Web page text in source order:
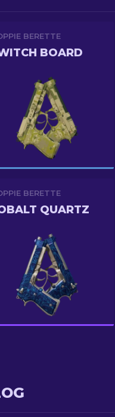
BERETTE
BOARD
BERETTE
QUARTZ